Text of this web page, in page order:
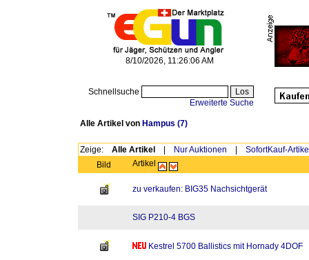
8/10/2026, 11:26:06 AM
Schnellsuche
Erweiterte Suche
Alle Artikel von Hampus (7)
Zeige: Alle Artikel Nur Auktionen
SofortKauf-
Bild
Artikel
zu verkaufen: BIG35 Nachsichtgerät
SIG P210-4 BGS
Kestrel 5700 Ballistics mit Hornady 4DOF